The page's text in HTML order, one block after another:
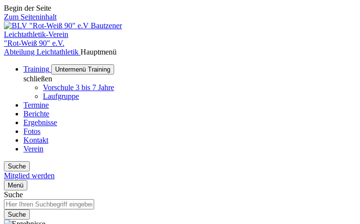
Begin der Seite
Zum Seiteninhalt
Bautzener
Leichtathletik-Verein
"Rot-Weiß 90" e.V.
Abteilung Leichtathletik Hauptmenü
Training Untermenü Training
schließen
Vorschule 3 bis 7 Jahre
Laufgruppe
Termine
Berichte
Ergebnisse
Fotos
Kontakt
Verein
Suche
Mitglied werden
Menü
Suche
Suche